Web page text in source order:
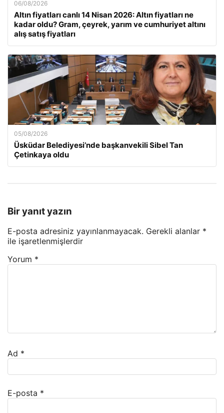
06/08/2026
Altın fiyatları canlı 14 Nisan 2026: Altın fiyatları ne
kadar oldu? Gram, çeyrek, yarım ve cumhuriyet altını
alış satış fiyatları
05/08/2026
Üsküdar Belediyesi’nde başkanvekili Sibel Tan
Çetinkaya oldu
Bir yanıt yazın
E-posta adresiniz yayınlanmayacak. Gerekli alanlar *
ile işaretlenmişlerdir
Yorum *
Ad *
E-posta *